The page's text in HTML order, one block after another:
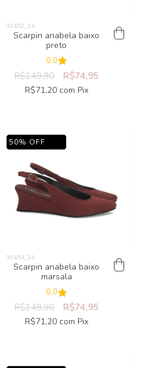
Scarpin anabela baixo
preto
0.0
R$149,90 R$74,95
R$71,20 com Pix
50% OFF
Scarpin anabela baixo
marsala
0.0
R$149,90 R$74,95
R$71,20 com Pix